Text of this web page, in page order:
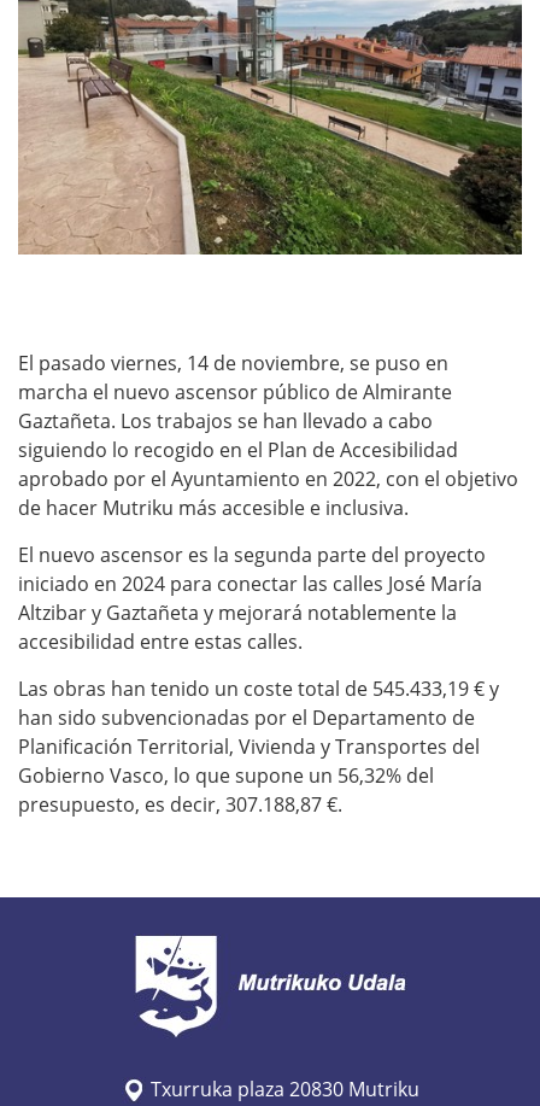
El pasado viernes, 14 de noviembre, se puso en
marcha el nuevo ascensor público de Almirante
Gaztañeta. Los trabajos se han llevado a cabo
siguiendo lo recogido en el Plan de Accesibilidad
aprobado por el Ayuntamiento en 2022, con el objetivo
de hacer Mutriku más accesible e inclusiva.
El nuevo ascensor es la segunda parte del proyecto
iniciado en 2024 para conectar las calles José María
Altzibar y Gaztañeta y mejorará notablemente la
accesibilidad entre estas calles.
Las obras han tenido un coste total de 545.433,19 € y
han sido subvencionadas por el Departamento de
Planificación Territorial, Vivienda y Transportes del
Gobierno Vasco, lo que supone un 56,32% del
presupuesto, es decir, 307.188,87 €.
Txurruka plaza 20830 Mutriku